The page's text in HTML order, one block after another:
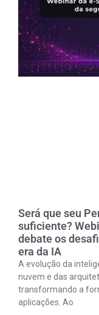
Será que seu
suficiente?
debate os
era da IA
A evolução da
nuvem e das
transformando a
aplicações. Ao